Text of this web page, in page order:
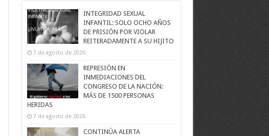
INTEGRIDAD SEXUAL
INFANTIL: SOLO OCHO AÑOS
DE PRISIÓN POR VIOLAR
REITERADAMENTE A SU HIJITO
7 de agosto de 2026
REPRESIÓN EN
INMEDIACIONES DEL
CONGRESO DE LA NACIÓN:
MÁS DE 1500 PERSONAS
HERIDAS
7 de agosto de 2026
CONTINÚA ALERTA